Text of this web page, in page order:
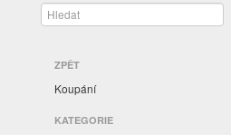
ZPĚT
Koupání
KATEGORIE